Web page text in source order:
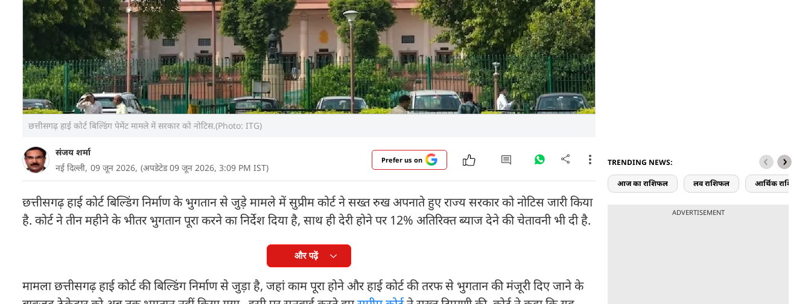
छत्तीसगढ़ हाई कोर्ट बिल्डिंग पेमेंट मामले में सरकार को नोटिस.(Photo: ITG)
संजय शर्मा
नई दिल्ली, 09 जून 2026, (अपडेटेड 09 जून 2026, 3:09 PM IST)
Prefer us on
छत्तीसगढ़ हाई कोर्ट बिल्डिंग निर्माण के भुगतान से जुड़े मामले में सुप्रीम कोर्ट ने सख्त रुख अपनाते हुए राज्य सरकार को नोटिस जारी किया
है. कोर्ट ने तीन महीने के भीतर भुगतान पूरा करने का निर्देश दिया है, साथ ही देरी होने पर 12% अतिरिक्त ब्याज देने की चेतावनी भी दी है.
और पढ़ें
मामला छत्तीसगढ़ हाई कोर्ट की बिल्डिंग निर्माण से जुड़ा है, जहां काम पूरा होने और हाई कोर्ट की तरफ से भुगतान की मंजूरी दिए जाने के
TRENDING NEWS:
आज का राशिफल लव राशिफल आर्थिक राशिफल
ADVERTISEMENT